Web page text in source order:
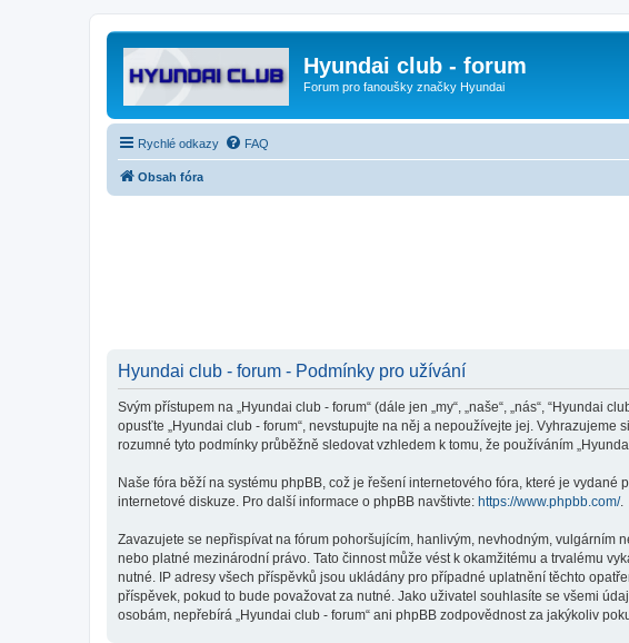
Hyundai club - forum
Forum pro fanoušky značky Hyundai
Rychlé odkazy FAQ
Obsah fóra
Hyundai club - forum - Podmínky pro užívání
Svým přístupem na „Hyundai club - forum“ (dále jen „my“, „naše“, „nás“,
opusťte „Hyundai club - forum“, nevstupujte na něj a nepoužívejte jej.
rozumné tyto podmínky průběžně sledovat vzhledem k tomu, že používáním
Naše fóra běží na systému phpBB, což je řešení internetového fóra, které je vydané
internetové diskuze. Pro další informace o phpBB navštivte: https://www.phpbb.com/.
Zavazujete se nepřispívat na fórum pohoršujícím, hanlivým, nevhodným, vulgárním
nebo platné mezinárodní právo. Tato činnost může vést k okamžitému a trvalému
nutné. IP adresy všech příspěvků jsou ukládány pro případné uplatnění těchto
příspěvek, pokud to bude považovat za nutné. Jako uživatel souhlasíte se všemi
osobám, nepřebírá „Hyundai club - forum“ ani phpBB zodpovědnost za jakýkoliv